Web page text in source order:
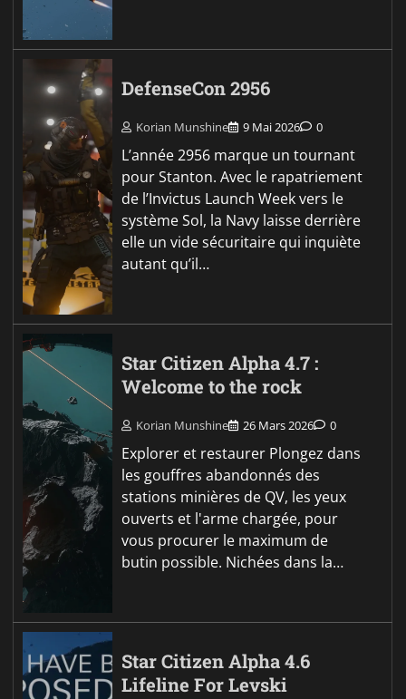
DefenseCon 2956
Korian Munshine 9 Mai 2026 0
L’année 2956 marque un tournant
pour Stanton. Avec le rapatriement
de l’Invictus Launch Week vers le
système Sol, la Navy laisse derrière
elle un vide sécuritaire qui inquiète
autant qu’il…
Star Citizen Alpha 4.7 :
Welcome to the rock
Korian Munshine 26 Mars 2026 0
Explorer et restaurer Plongez dans
les gouffres abandonnés des
stations minières de QV, les yeux
ouverts et l'arme chargée, pour
vous procurer le maximum de
butin possible. Nichées dans la…
Star Citizen Alpha 4.6
Lifeline For Levski